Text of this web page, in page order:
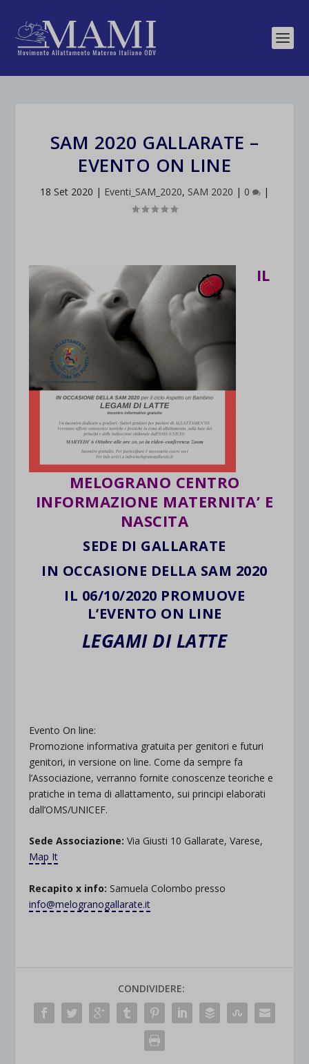
SAM 2020 GALLARATE –
EVENTO ON LINE
18 Set 2020 | Eventi_SAM_2020, SAM 2020 | 0 |
IL
MELOGRANO CENTRO
INFORMAZIONE MATERNITA’ E
NASCITA
SEDE DI GALLARATE
IN OCCASIONE DELLA SAM 2020
IL 06/10/2020 PROMUOVE
L’EVENTO ON LINE
LEGAMI DI LATTE
Evento On line:
Promozione informativa gratuita per genitori e futuri
genitori, in versione on line. Come da sempre fa
l’Associazione, verranno fornite conoscenze teoriche e
pratiche in tema di allattamento, sui principi elaborati
dall’OMS/UNICEF.
Sede Associazione: Via Giusti 10 Gallarate, Varese,
Map It
Recapito x info: Samuela Colombo presso
info@melogranogallarate.it
CONDIVIDERE: